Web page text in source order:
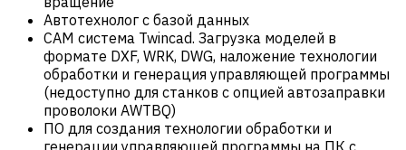
Автотехнолог с базой данных
САM система Twincad. Загрузка моделей в
формате DXF, WRK, DWG, наложение технологии
обработки и генерация управляющей программы
(недоступно для станков с опцией автозаправки
проволоки AWTBQ)
ПО для создания технологии обработки и
генерации управляющей программы на ПК с